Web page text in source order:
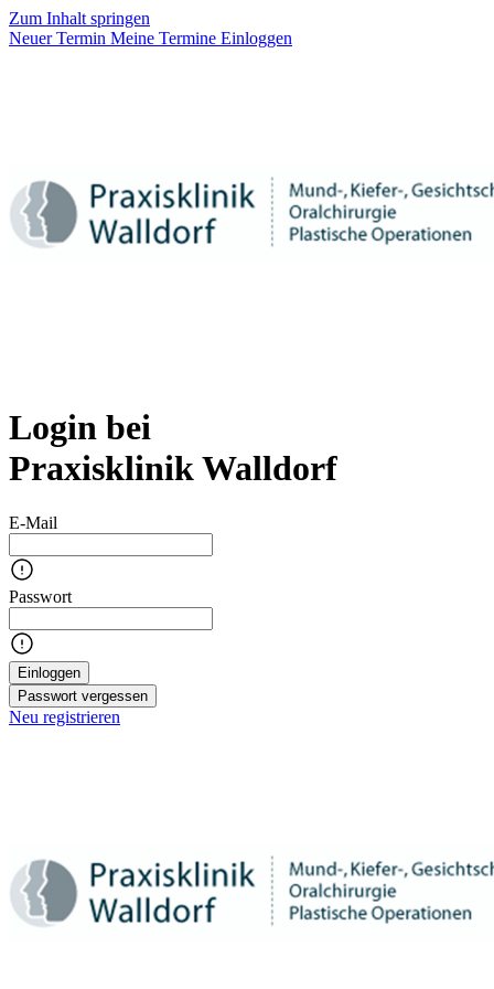
Zum Inhalt springen
Neuer Termin Meine Termine Einloggen
Login bei
Praxisklinik Walldorf
E-Mail
Passwort
Einloggen
Passwort vergessen
Neu registrieren